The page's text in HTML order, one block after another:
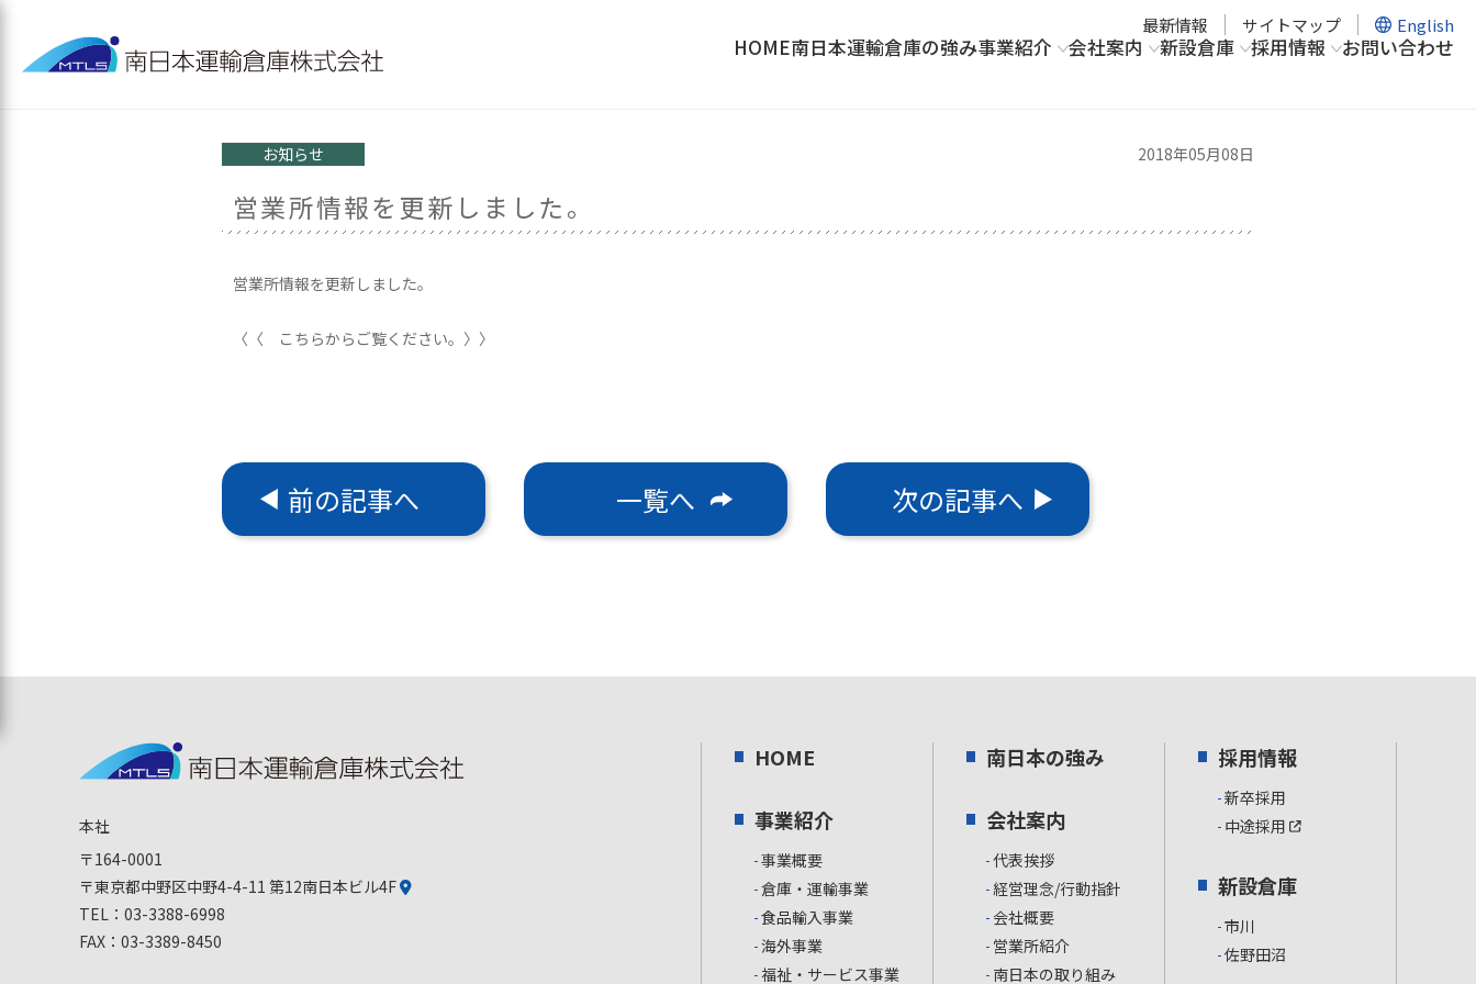
最新情報 サイトマップ English
HOME南日本運輸倉庫の強み事業紹介 会社案内 新設倉庫 採用情報 お問い合わせ
お知らせ 2018年05月08日
営業所情報を更新しました。
営業所情報を更新しました。
〈〈 こちらからご覧ください。〉〉
前の記事へ 一覧へ 次の記事へ
本社
〒164-0001
〒東京都中野区中野4-4-11 第12南日本ビル4F
TEL： 03-3388-6998
FAX：03-3389-8450
HOME
事業紹介
事業概要
倉庫・運輸事業
食品輸入事業
海外事業
福祉・サービス事業
南日本の強み
会社案内
代表挨拶
経営理念/行動指針
会社概要
営業所紹介
南日本の取り組み
採用情報
新卒採用
中途採用
新設倉庫
市川
佐野田沼